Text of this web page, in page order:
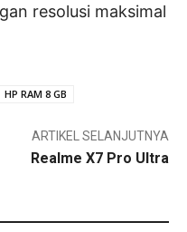
resolusi maksimal
HP RAM 8 GB
ARTIKEL SELANJUTNYA
Realme X7 Pro Ultra